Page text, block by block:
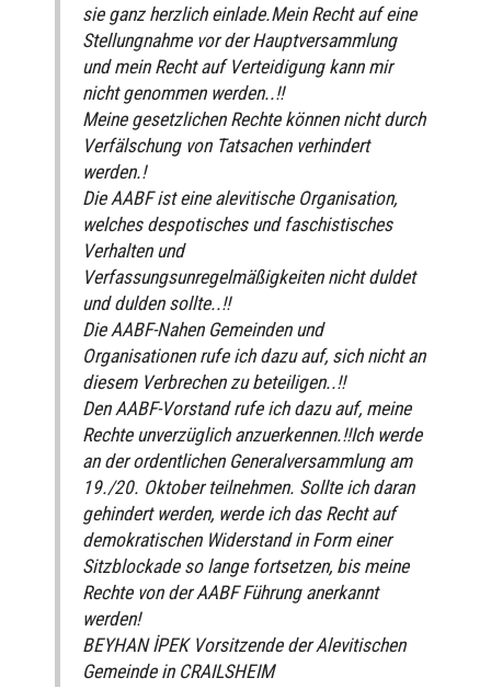
sie ganz herzlich einlade.Mein Recht auf eine
Stellungnahme vor der Hauptversammlung
und mein Recht auf Verteidigung kann mir
nicht genommen werden..!!
Meine gesetzlichen Rechte können nicht durch
Verfälschung von Tatsachen verhindert
werden.!
Die AABF ist eine alevitische Organisation,
welches despotisches und faschistisches
Verhalten und
Verfassungsunregelmäßigkeiten nicht duldet
und dulden sollte..!!
Die AABF-Nahen Gemeinden und
Organisationen rufe ich dazu auf, sich nicht an
diesem Verbrechen zu beteiligen..!!
Den AABF-Vorstand rufe ich dazu auf, meine
Rechte unverzüglich anzuerkennen.!!Ich werde
an der ordentlichen Generalversammlung am
19./20. Oktober teilnehmen. Sollte ich daran
gehindert werden, werde ich das Recht auf
demokratischen Widerstand in Form einer
Sitzblockade so lange fortsetzen, bis meine
Rechte von der AABF Führung anerkannt
werden!
BEYHAN İPEK Vorsitzende der Alevitischen
Gemeinde in CRAILSHEIM